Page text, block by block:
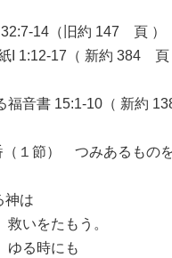
14（旧約 147 頁 ）
I 1:12-17（ 新約 384 頁
音書 15:1-10（ 新約
１節） つみあるもの
神は
いをたもう。
る時にも